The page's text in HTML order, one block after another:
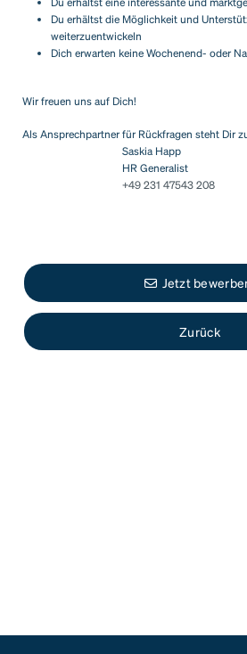
Du erhältst die Möglichkeit und
weiterzuentwickeln
Dich erwarten keine Wochenend- oder
Wir freuen uns auf Dich!
Als Ansprechpartner für Rückfragen steht Dir
Saskia Happ
HR Generalist
+49 231 47543 208
Zurück
Jetzt